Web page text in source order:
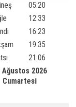
05:20
12:33
16:23
19:35
21:06
Ağustos 2026
Cumartesi